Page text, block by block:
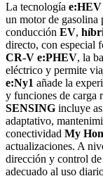
La tecnología e:HEV
un motor de gasolina
conducción EV,
directo, con especial
CR‑V e:PHEV, la
eléctrico y permite
e:Ny1 añade la
y funciones de carga
SENSING incluye
adaptativo,
conectividad My
actualizaciones. A
dirección y control
adecuado al uso